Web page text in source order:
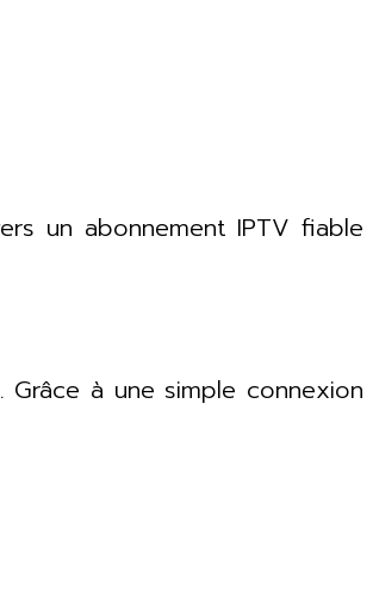
un abonnement IPTV fiable
à une simple connexion